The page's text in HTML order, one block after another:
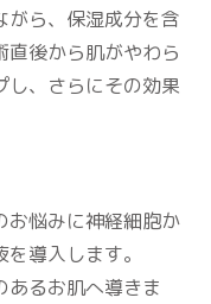
がら、保湿成分を含
直後から肌がやわら
し、さらにその効果
お悩みに神経細胞か
導入します。
あるお肌へ導きま